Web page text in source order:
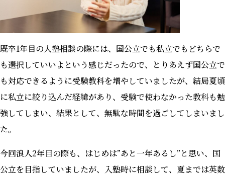
既卒1年目の入塾相談の際には、国公立でも私立でもどちらで
も選択していいよという感じだったので、とりあえず国公立で
も対応できるように受験教科を増やしていましたが、結局夏頃
に私立に絞り込んだ経緯があり、受験で使わなかった教科も勉
強してしまい、結果として、無駄な時間を過ごしてしまいまし
た。
今回浪人2年目の際も、はじめは”あと一年あるし”と思い、国
公立を目指していましたが、入塾時に相談して、夏までは英数